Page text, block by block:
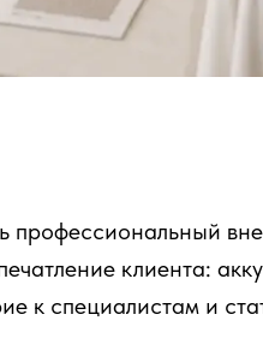
клиента:
к специалистам и